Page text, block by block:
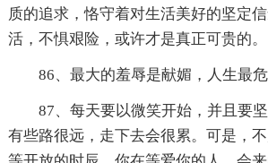
质的追求，恪守着对生活美好的坚定
活，不惧艰险，或许才是真正可贵的。
86、最大的羞辱是献媚，人生最
87、每天要以微笑开始，并且要
有些路很远，走下去会很累。可是，